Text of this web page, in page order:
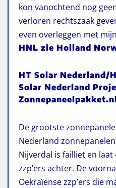
kon vanochtend nog
verloren rechtszaak
even overleggen met
HNL zie Holland
HT Solar Nederland/
Solar Nederland
De grootste
Nederland
Nijverdal is failliet en
zzp’ers achter. De
Oekraïense zzp’ers die